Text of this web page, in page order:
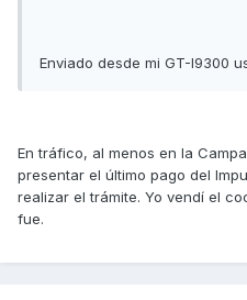
Enviado desde mi GT-I9300
En tráfico, al menos en la
presentar el último pago del
realizar el trámite. Yo vendí el
fue.